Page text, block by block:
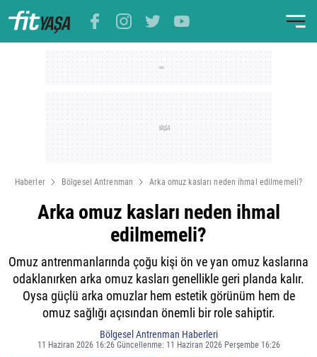
Haberler Bölgesel Antrenman Arka omuz kasları neden ihmal edilmemeli?
Arka omuz kasları neden ihmal
edilmemeli?
Omuz antrenmanlarında çoğu kişi ön ve yan omuz kaslarına
odaklanırken arka omuz kasları genellikle geri planda kalır.
Oysa güçlü arka omuzlar hem estetik görünüm hem de
omuz sağlığı açısından önemli bir role sahiptir.
Bölgesel Antrenman Haberleri
11 Haziran 2026 16:26 Güncellenme: 11 Haziran 2026 Perşembe 16:26